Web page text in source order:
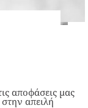
αποφάσεις μας
απειλή